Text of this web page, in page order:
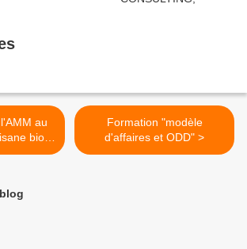
bio
que
Formation "modèle
d'affaires et ODD" >